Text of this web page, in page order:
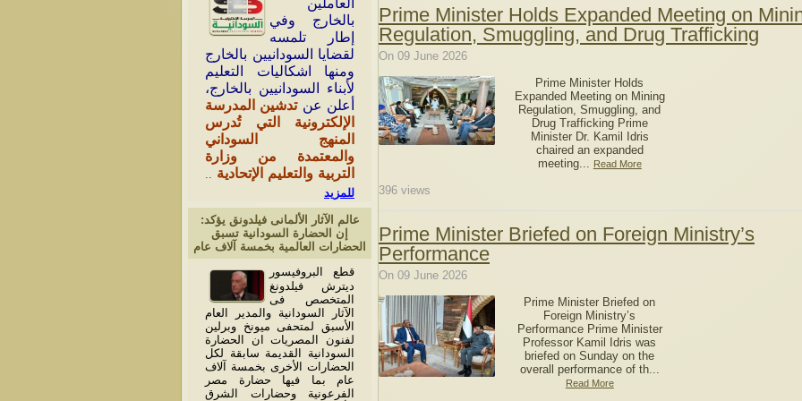
العاملين
بالخارج وفي
إطار تلمسه
لقضايا السودانيين بالخارج
ومنها اشكاليات التعليم
لأبناء السودانيين بالخارج،
أعلن عنتدشين المدرسة
الإلكترونية التي تُدرس
المنهج السوداني
والمعتمدة من وزارة
التربية والتعليم الإتحادية ..
للمزيد
عالم الآثار الألمانى فيلدونق يؤكد:
إن الحضارة السودانية تسبق
الحضارات العالمية بخمسة آلاف عام
قطع البروفيسور
ديترش فيلدونغ
المتخصص فى
الآثار السودانية والمدير العام
الأسبق لمتحفى ميونخ وبرلين
لفنون المصريات ان الحضارة
السودانية القديمة سابقة لكل
الحضارات الأخرى بخمسة آلاف
عام بما فيها حضارة مصر
الفرعونية وحضارات الشرق
Prime Minister Holds Expanded Meeting on
Regulation, Smuggling, and Drug Trafficking
On 09 June 2026
Prime Minister Holds
Expanded Meeting on Mining
Regulation, Smuggling, and
Drug Trafficking Prime
Minister Dr. Kamil Idris
chaired an expanded
meeting... Read More
396 views
Prime Minister Briefed on Foreign Ministry’s
Performance
On 09 June 2026
Prime Minister Briefed on
Foreign Ministry’s
Performance Prime Minister
Professor Kamil Idris was
briefed on Sunday on the
overall performance of th...
Read More